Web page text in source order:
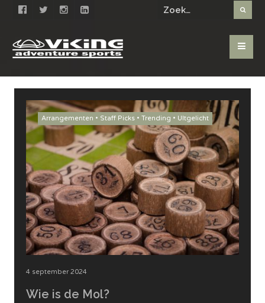
Arrangementen • Staff Picks • Trending • UItgelicht
4 september 2024
Wie is de Mol?